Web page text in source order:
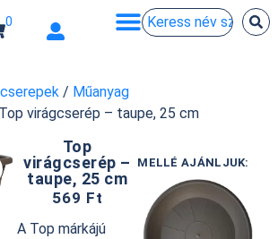
0
/ Műanyag
virágcserép – taupe, 25 cm
Top
virágcserép –
taupe, 25 cm
569 Ft
A Top márkájú
MELLÉ AJÁNLJUK: